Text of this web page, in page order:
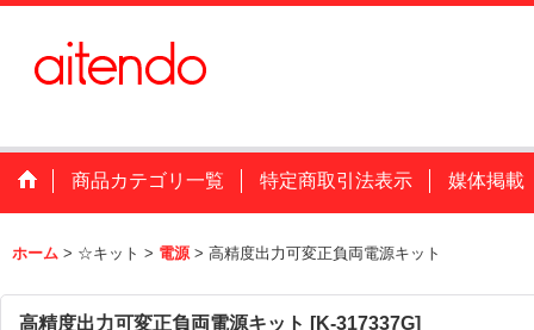
商品カテゴリ一覧 特定商取引法表示 媒体掲載
ホーム > ☆キット > 電源 > 高精度出力可変正負両電源キット
高精度出力可変正負両電源キット [K-317337G]